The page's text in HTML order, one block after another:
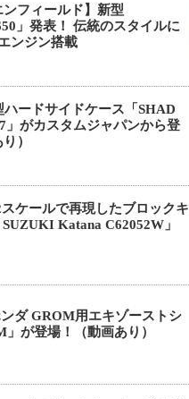
ンフィールド】新型
」発表！ 伝統のスタイルに
ンジン搭載
ハードサイドケース「SHAD
」がカスタムジャパンから登
）
ケールで再現したブロックキ
Katana C62052W」
ダ GROM用エキゾーストシ
」が登場！（動画あり）